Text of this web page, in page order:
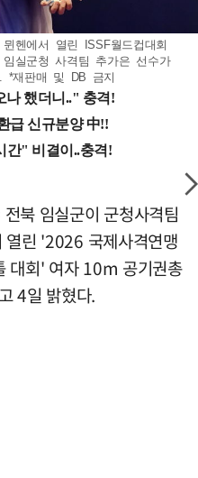
헨에서 열린 ISSF월드컵대회
실군청 사격팀 추가은 선수가
*재판매 및 DB 금지
북 임실군이 군청사격팀
열린 '2026 국제사격연맹
대회' 여자 10m 공기권총
4일 밝혔다.